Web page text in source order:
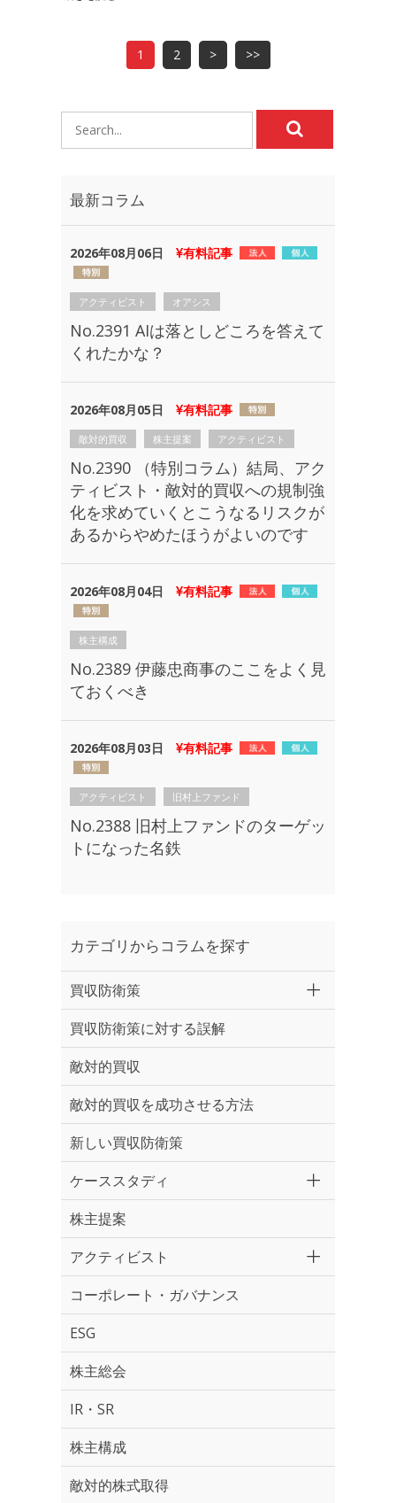
1 2 > >>
最新コラム
2026年08月06日 有料記事
アクティビスト オアシス
No.2391 AIは落としどころを答えて
くれたかな？
2026年08月05日 有料記事
敵対的買収 株主提案 アクティビスト
No.2390 （特別コラム）結局、アク
ティビスト・敵対的買収への規制強
化を求めていくとこうなるリスクが
あるからやめたほうがよいのです
2026年08月04日 有料記事
株主構成
No.2389 伊藤忠商事のここをよく見
ておくべき
2026年08月03日 有料記事
アクティビスト 旧村上ファンド
No.2388 旧村上ファンドのターゲッ
トになった名鉄
カテゴリからコラムを探す
買収防衛策
買収防衛策に対する誤解
敵対的買収
敵対的買収を成功させる方法
新しい買収防衛策
ケーススタディ
株主提案
アクティビスト
コーポレート・ガバナンス
ESG
株主総会
IR・SR
株主構成
敵対的株式取得